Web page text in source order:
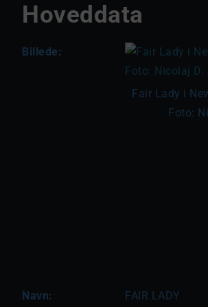
Hoveddata
Billede:
Fair Lady i
Foto:
Navn: FAIR LADY